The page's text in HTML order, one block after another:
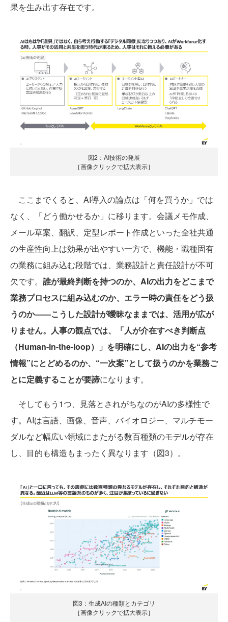
果を生み出す存在です。
図2：AI技術の発展
［画像クリックで拡大表示］
ここまでくると、AI導入の論点は「何を買うか」では
なく、「どう働かせるか」に移ります。会議メモ作成、
メール草案、翻訳、定型レポート作成といった全社共通
の生産性向上は効果が出やすい一方で、機能・職種固有
の業務に組み込む段階では、業務設計と責任設計が不可
欠です。 誰が最終判断を持つのか、AIの出力をどこまで
業務プロセスに組み込むのか、エラー時の責任をどう扱
うのか——こうした設計が曖昧なままでは、活用が広が
りません。人事の観点では、「人が介在すべき判断点
（Human-in-the-loop）」を明確にし、AIの出力を“参考
情報”にとどめるのか、“一次案”として扱うのかを業務ご
とに定義することが要諦になります。
そしてもう1つ、見落とされがちなのがAIの多様性で
す。AIは言語、画像、音声、バイオロジー、マルチモー
ダルなど幅広い領域にまたがる数百種類のモデルが存在
し、目的も構造もまったく異なります（図3）。
図3：生成AIの種類とカテゴリ
［画像クリックで拡大表示］